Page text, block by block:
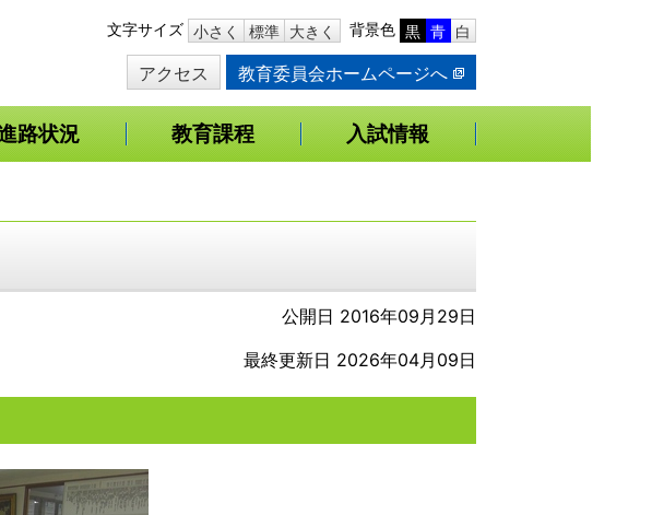
本
文字サイズ 小さく 標準 大きく 背景色 黒 青 白
アクセス 教育委員会ホームページへ
路状況 教育課程 入試情報
公開日 2016年09月29日
最終更新日 2026年04月09日